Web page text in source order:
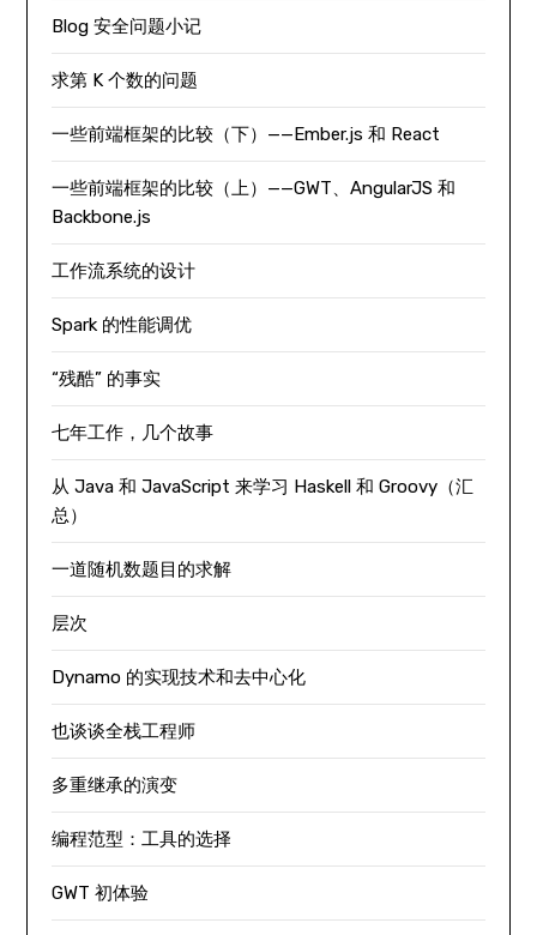
Blog 安全问题小记
求第 K 个数的问题
一些前端框架的比较（下）——Ember.js 和 React
一些前端框架的比较（上）——GWT、AngularJS 和
Backbone.js
工作流系统的设计
Spark 的性能调优
“残酷” 的事实
七年工作，几个故事
从 Java 和 JavaScript 来学习 Haskell 和 Groovy（汇
总）
一道随机数题目的求解
层次
Dynamo 的实现技术和去中心化
也谈谈全栈工程师
多重继承的演变
编程范型：工具的选择
GWT 初体验